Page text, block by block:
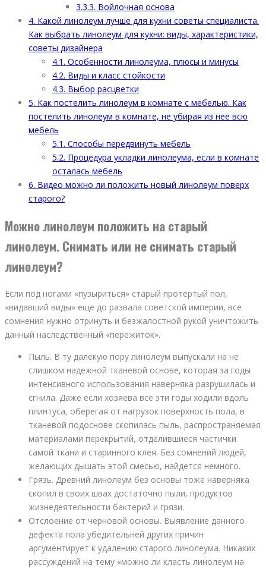
3.3.3. Войлочная основа
4. Какой линолеум лучше для кухни советы специалиста.
Как выбрать линолеум для кухни: виды, характеристики,
советы дизайнера
4.1. Особенности линолеума, плюсы и минусы
4.2. Виды и класс стойкости
4.3. Выбор расцветки
5. Как постелить линолеум в комнате с мебелью. Как
постелить линолеум в комнате, не убирая из нее всю
мебель
5.1. Способы передвинуть мебель
5.2. Процедура укладки линолеума, если в комнате
осталась мебель
6. Видео можно ли положить новый линолеум поверх
старого?
Можно линолеум положить на старый
линолеум. Снимать или не снимать старый
линолеум?
Если под ногами «пузыриться» старый протертый пол,
«видавший виды» еще до развала советской империи, все
сомнения нужно отринуть и безжалостной рукой уничтожить
данный наследственный «пережиток».
Пыль. В ту далекую пору линолеум выпускали на не
слишком надежной тканевой основе, которая за годы
интенсивного использования наверняка разрушилась и
сгнила. Даже если хозяева все эти годы ходили вдоль
плинтуса, оберегая от нагрузок поверхность пола, в
тканевой подоснове скопилась пыль, распространяемая
материалами перекрытий, отделившиеся частички
самой ткани и старинного клея. Без сомнений людей,
желающих дышать этой смесью, найдется немного.
Грязь. Древний линолеум без основы тоже наверняка
скопил в своих швах достаточно пыли, продуктов
жизнедеятельности бактерий и грязи.
Отслоение от черновой основы. Выявление данного
дефекта пола убедительней других причин
аргументирует к удалению старого линолеума. Никаких
рассуждений на тему «можно ли класть линолеум на